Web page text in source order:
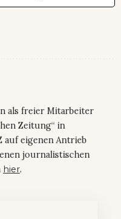
als freier Mitarbeiter
Zeitung“ in
auf eigenen Antrieb
journalistischen
hier.